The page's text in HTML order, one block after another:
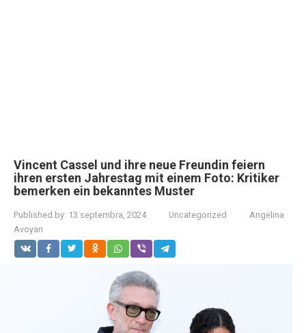
Vincent Cassel und ihre neue Freundin feiern
ihren ersten Jahrestag mit einem Foto: Kritiker
bemerken ein bekanntes Muster
Published by: 13 septembra, 2024 Uncategorized
Angelina
Avoyan